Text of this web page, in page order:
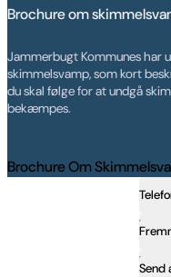
Brochure om
Jammerbugt Kommunes har
skimmelsvamp, som kort
du skal følge for at undgå
bekæmpes.
Brochure Om
Send